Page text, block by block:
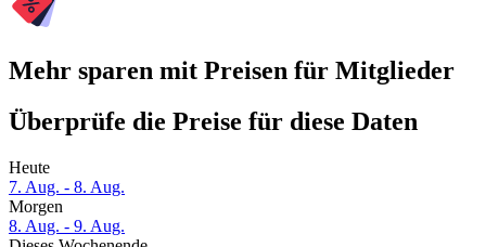
Mehr sparen mit Preisen für Mitglieder
Überprüfe die Preise für diese Daten
Heute
7. Aug. - 8. Aug.
Morgen
8. Aug. - 9. Aug.